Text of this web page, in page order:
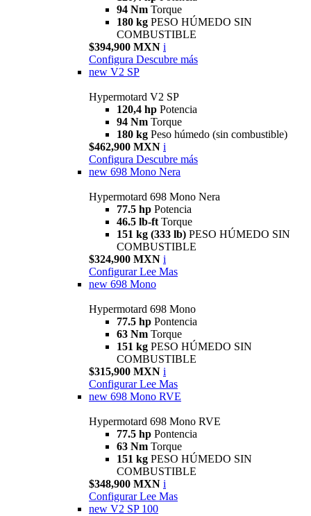
94 Nm Torque
180 kg PESO HÚMEDO SIN
COMBUSTIBLE
$394,900 MXN i
Configura Descubre más
new V2 SP
Hypermotard V2 SP
120,4 hp Potencia
94 Nm Torque
180 kg Peso húmedo (sin combustible)
$462,900 MXN i
Configura Descubre más
new 698 Mono Nera
Hypermotard 698 Mono Nera
77.5 hp Potencia
46.5 lb-ft Torque
151 kg (333 lb) PESO HÚMEDO SIN
COMBUSTIBLE
$324,900 MXN i
Configurar Lee Mas
new 698 Mono
Hypermotard 698 Mono
77.5 hp Pontencia
63 Nm Torque
151 kg PESO HÚMEDO SIN
COMBUSTIBLE
$315,900 MXN i
Configurar Lee Mas
new 698 Mono RVE
Hypermotard 698 Mono RVE
77.5 hp Pontencia
63 Nm Torque
151 kg PESO HÚMEDO SIN
COMBUSTIBLE
$348,900 MXN i
Configurar Lee Mas
new V2 SP 100